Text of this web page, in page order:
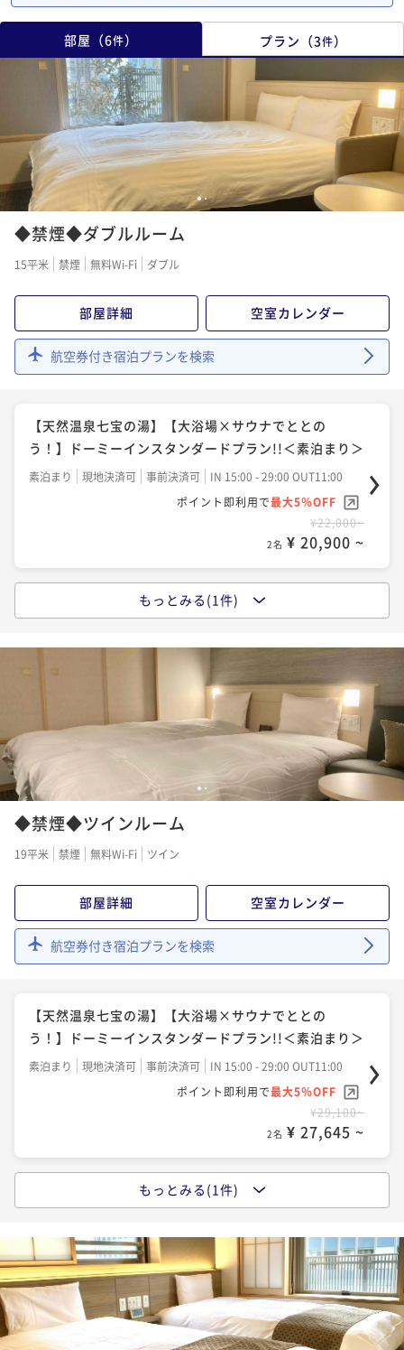
部屋 （6件） プラン （3件）
12
◆禁煙◆ダブルルーム
15平米 禁煙 無料Wi-Fi ダブル
部屋詳細 空室カレンダー
航空券付き宿泊プランを検索
【天然温泉七宝の湯】【大浴場×サウナでととの
う！】ドーミーインスタンダードプラン!!＜素泊まり＞
素泊まり 現地決済可 事前決済可
IN 15:00 - 29:00 OUT11:00
ポイント即利用で最大5％OFF
¥22,000~
2名 ¥ 20,900 ~
【天然温泉七宝の湯】【大浴場×サウナでととの
事前決済可
ポイント即利用で最大5％OFF
¥27,000~
2名 ¥ 25,650 ~
もっとみる(1件)
1 2
◆禁煙◆ツインルーム
19平米 禁煙 無料Wi-Fi ツイン
部屋詳細 空室カレンダー
航空券付き宿泊プランを検索
【天然温泉七宝の湯】【大浴場×サウナでととの
う！】ドーミーインスタンダードプラン!!＜素泊まり＞
素泊まり 現地決済可 事前決済可
IN 15:00 - 29:00 OUT11:00
ポイント即利用で最大5％OFF
¥29,100~
2名 ¥ 27,645 ~
【天然温泉七宝の湯】【大浴場×サウナでととの
朝食付き 現地決済可 事前決済可
IN 15:00 - 29:00 OUT11:00
ポイント即利用で
最大5％OFF
¥34,100~
2名 ¥ 32,395 ~
もっとみる(1件)